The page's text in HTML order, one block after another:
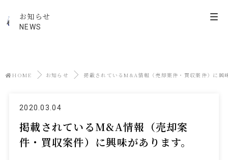
お知らせ
NEWS
HOME お知らせ 掲載されているM&A情報（売却案件・買収案件）に興
2020.03.04
掲載されているM&A情報（売却案
件・買収案件）に興味があります。